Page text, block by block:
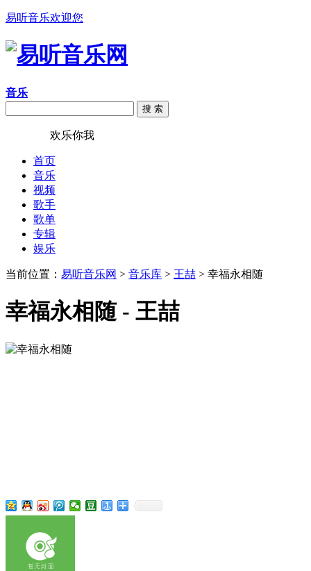
易听音乐欢迎您
音乐
搜 索
欢乐你我
首页
音乐
视频
歌手
歌单
专辑
娱乐
当前位置： 易听音乐网 > 音乐库 > 王喆 > 幸福永相随
幸福永相随 - 王喆